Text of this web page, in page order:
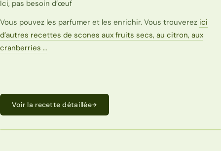
Ici, pas besoin d’œuf
Vous pouvez les parfumer et les enrichir. Vous trouverez ici
d’autres recettes de scones aux fruits secs, au citron, aux
cranberries …
Voir la recette détaillée